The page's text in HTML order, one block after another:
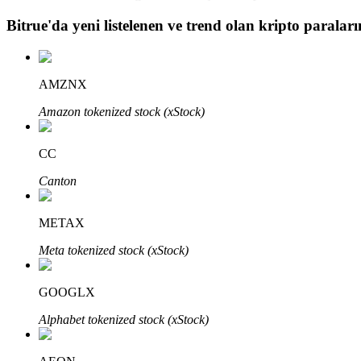
BTR Kilitleme
BTR sahiplerine özel yatırımlar
Krediler
Kripto destekli borçlanma hizmeti
Bitrue'da yeni listelenen ve trend olan kripto
AMZNX
Amazon tokenized stock (xStock)
CC
Canton
METAX
Meta tokenized stock (xStock)
GOOGLX
Alphabet tokenized stock (xStock)